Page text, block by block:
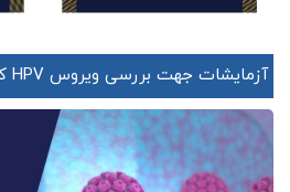
آزمایشات جهت بررسی ویروس HPV کدام است؟